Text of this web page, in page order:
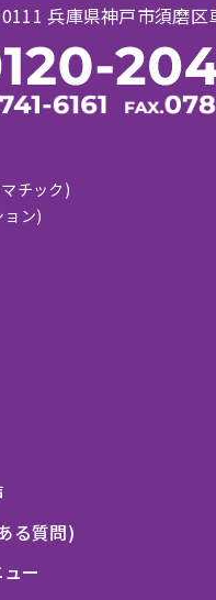
です。会社を定年され
います。新たな挑戦だ
っていきましょう。不
痴なんですが？
、車の運転は運動音痴と
卒業されています。ま
りますのでお問い合わせ
バイトや部活しなが
です。空いている時間
率よく進めるサポート
が空いていますか？
月頃、１０～１１月頃
１２～３月頃です。た
間と休校日について教
（月～木・土）10:00～
日・祝） 10:00～
６年６月より４月・６
０月・11月は
第４木曜日も休校日と
業終了時間の一時間前
。
ット割」・・ホームペー
￥1,000-割引になります。
割」・・２名以上のお
いた方それぞれ(四輪￥
割引になります。
他キャンペーンも不定期
兵庫県神戸市須磨区
チック)
ョン)
る質問)
ー